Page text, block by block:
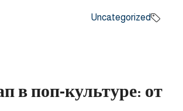
Uncategorized
в поп-культуре: от